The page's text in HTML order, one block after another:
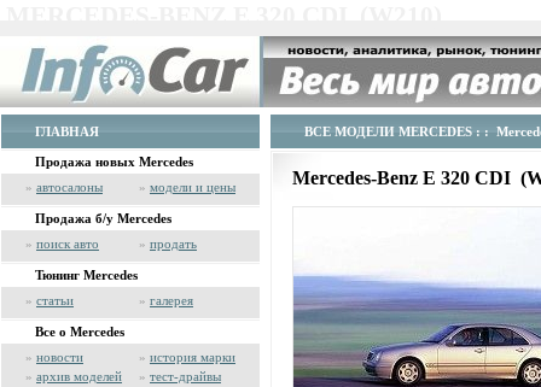
ГЛАВНАЯ
Продажа новых Mercedes
» автосалоны » модели и цены
Продажа б/у Mercedes
» поиск авто » продать
Тюнинг Mercedes
» статьи » галерея
Все о Mercedes
» новости » история марки
» архив моделей » тест-драйвы
ВСЕ МОДЕЛИ MERCEDES : :
Mercedes-Benz E 320 CDI